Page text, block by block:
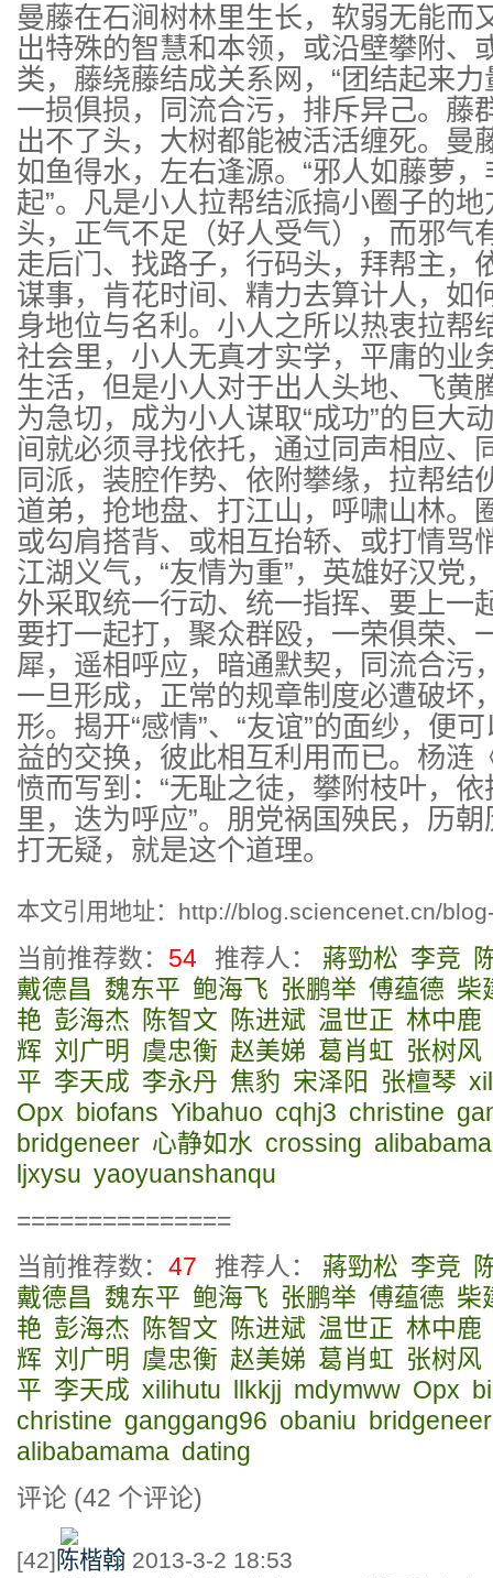
曼藤在石涧树林里生长，软弱无能而
出特殊的智慧和本领，或沿壁攀附、
类，藤绕藤结成关系网，“团结起来
一损俱损，同流合污，排斥异己。藤
出不了头，大树都能被活活缠死。曼
如鱼得水，左右逢源。“邪人如藤萝
起”。凡是小人拉帮结派搞小圈子的
头，正气不足（好人受气），而邪气
走后门、找路子，行码头，拜帮主，
谋事，肯花时间、精力去算计人，如
身地位与名利。小人之所以热衷拉帮
社会里，小人无真才实学，平庸的业
生活，但是小人对于出人头地、飞黄
为急切，成为小人谋取“成功”的巨大
间就必须寻找依托，通过同声相应、
同派，装腔作势、依附攀缘，拉帮结
道弟，抢地盘、打江山，呼啸山林。
或勾肩搭背、或相互抬轿、或打情骂
江湖义气，“友情为重”，英雄好汉党
外采取统一行动、统一指挥、要上一
要打一起打，聚众群殴，一荣俱荣、
犀，遥相呼应，暗通默契，同流合污
一旦形成，正常的规章制度必遭破坏
形。揭开“感情”、“友谊”的面纱，便
益的交换，彼此相互利用而已。杨涟
愤而写到：“无耻之徒，攀附枝叶，
里，迭为呼应”。朋党祸国殃民，历
打无疑，就是这个道理。
本文引用地址： http://blog.sciencenet.cn/
当前推荐数： 54 推荐人： 蔣勁松 李竞
戴德昌 魏东平 鲍海飞 张鹏举 傅蕴德 柴
艳 彭海杰 陈智文 陈进斌 温世正 林中鹿
辉 刘广明 虞忠衡 赵美娣 葛肖虹 张树风
平 李天成 李永丹 焦豹 宋泽阳 张檀琴
Opx biofans Yibahuo cqhj3 christine
bridgeneer 心静如水 crossing
ljxysu yaoyuanshanqu
===============
当前推荐数： 47 推荐人： 蔣勁松 李竞
戴德昌 魏东平 鲍海飞 张鹏举 傅蕴德 柴
艳 彭海杰 陈智文 陈进斌 温世正 林中鹿
辉 刘广明 虞忠衡 赵美娣 葛肖虹 张树风
平 李天成 xilihutu llkkjj mdymww Opx
christine ganggang96 obaniu bridgeneer
alibabamama dating
评论 (42 个评论)
[42] 陈楷翰 2013-3-2 18:53